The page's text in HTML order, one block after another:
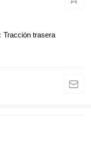
Tracción trasera